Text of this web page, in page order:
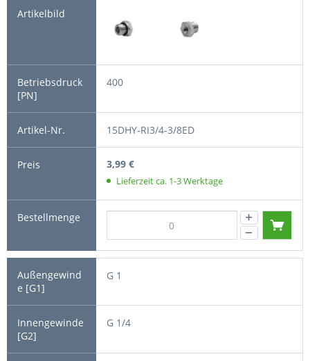
400
15DHY-RI3/4-3/8ED
3,99 €
Lieferzeit ca. 1-3 Werktage
G 1
G 1/4